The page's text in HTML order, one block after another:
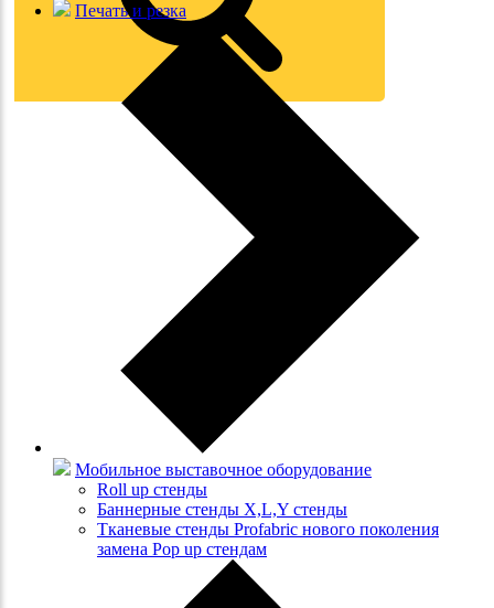
Печать и резка
Мобильное выставочное оборудование
Roll up стенды
Баннерные стенды X,L,Y стенды
Тканевые стенды Profabric нового поколения
замена Pop up стендам